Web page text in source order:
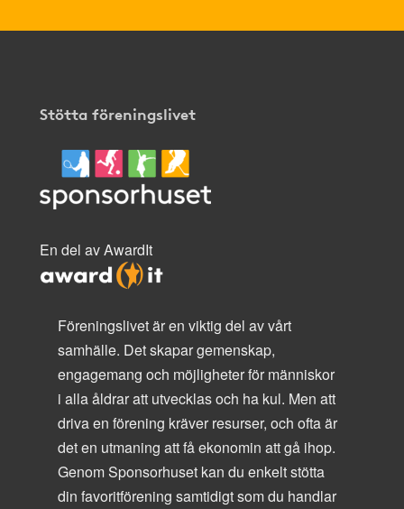
Stötta föreningslivet
En del av AwardIt
Föreningslivet är en viktig del av vårt
samhälle. Det skapar gemenskap,
engagemang och möjligheter för människor
i alla åldrar att utvecklas och ha kul. Men att
driva en förening kräver resurser, och ofta är
det en utmaning att få ekonomin att gå ihop.
Genom Sponsorhuset kan du enkelt stötta
din favoritförening samtidigt som du handlar